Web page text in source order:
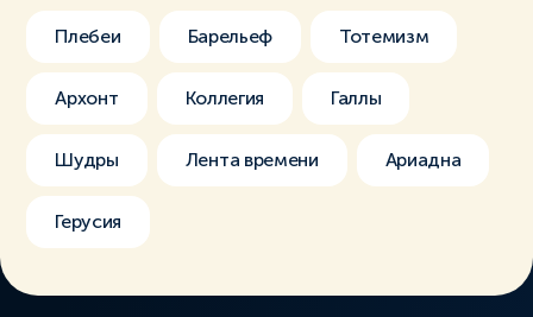
Плебеи Барельеф Тотемизм
Архонт Коллегия Галлы
Шудры Лента времени Ариадна
Герусия